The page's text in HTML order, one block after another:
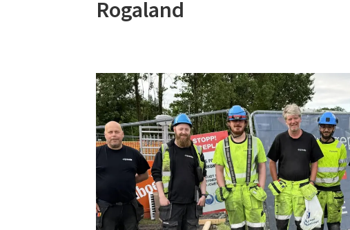
Rogaland